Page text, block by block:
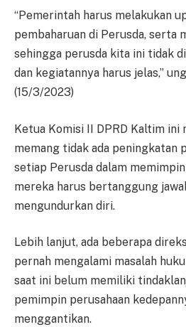
“Pemerintah harus melakukan
pembaharuan di Perusda, serta
sehingga perusda kita ini tidak
dan kegiatannya harus jelas,”
(15/3/2023)
Ketua Komisi II DPRD Kaltim ini
memang tidak ada peningkatan
setiap Perusda dalam
mereka harus bertanggung
mengundurkan diri.
Lebih lanjut, ada beberapa
pernah mengalami masalah
saat ini belum memiliki
pemimpin perusahaan
menggantikan.